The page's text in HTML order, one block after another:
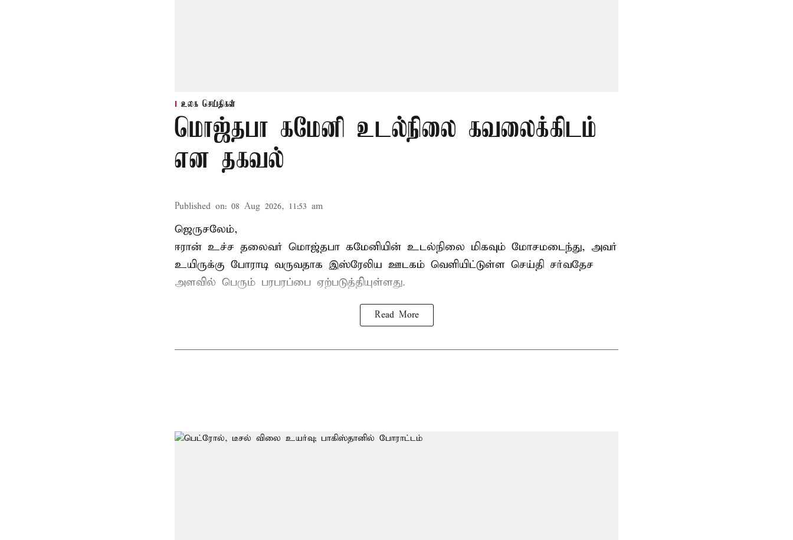
உலக செய்திகள்
மொஜ்தபா கமேனி உடல்நிலை கவலைக்கிடம்
என தகவல்
Published on: 08 Aug 2026, 11:53 am
ஜெருசலேம்,
ஈரான் உச்ச தலைவர் மொஜ்தபா கமேனியின் உடல்நிலை மிகவும் மோசமடைந்து, அவர்
உயிருக்கு போராடி வருவதாக இஸ்ரேலிய ஊடகம் வெளியிட்டுள்ள செய்தி சர்வதேச
அளவில் பெரும் பரபரப்பை ஏற்படுத்தியுள்ளது.
Read More